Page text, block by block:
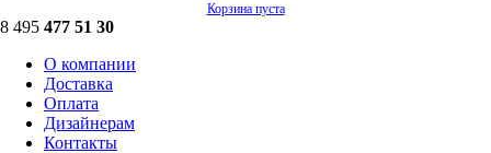
Корзина пуста
8 495 477 51 30
О компании
Доставка
Оплата
Дизайнерам
Контакты